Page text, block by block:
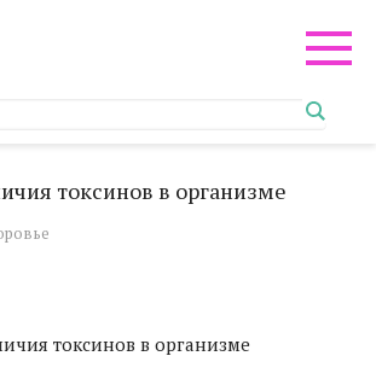
токсинов в организме